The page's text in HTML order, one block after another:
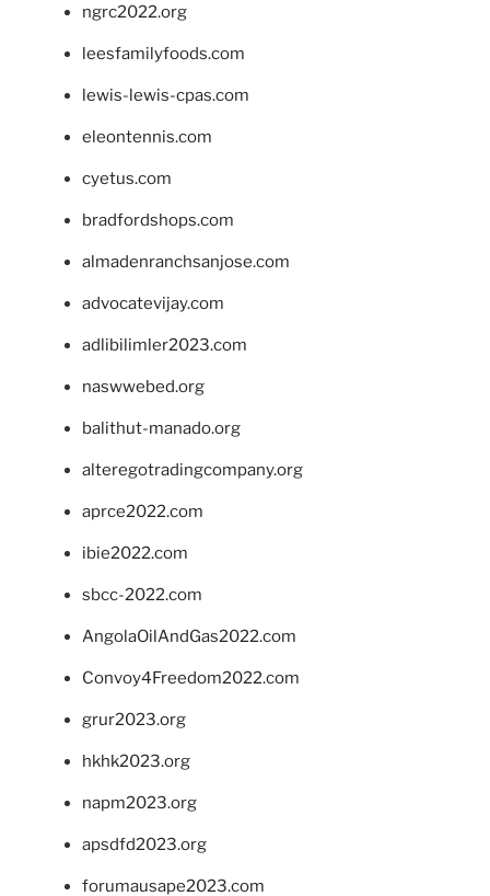
ngrc2022.org
leesfamilyfoods.com
lewis-lewis-cpas.com
eleontennis.com
cyetus.com
bradfordshops.com
almadenranchsanjose.com
advocatevijay.com
adlibilimler2023.com
naswwebed.org
balithut-manado.org
alteregotradingcompany.org
aprce2022.com
ibie2022.com
sbcc-2022.com
AngolaOilAndGas2022.com
Convoy4Freedom2022.com
grur2023.org
hkhk2023.org
napm2023.org
apsdfd2023.org
forumausape2023.com